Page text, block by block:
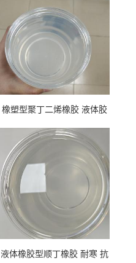
橡塑型聚丁二烯橡胶 液体胶
专用
液体橡胶型顺丁橡胶 耐寒 抗